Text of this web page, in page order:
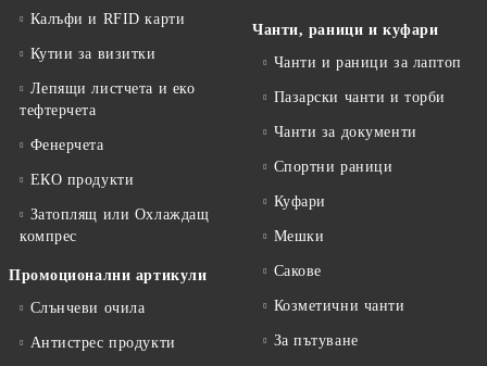
Калъфи и RFID карти
Кутии за визитки
Лепящи листчета и еко
тефтeрчета
Фенерчета
ЕКО продукти
Затоплящ или Охлаждащ
компрес
Промоционални артикули
Слънчеви очила
Антистрес продукти
Чанти, раници и куфари
Чанти и раници за лаптоп
Пазарски чанти и торби
Чанти за документи
Спортни раници
Куфари
Мешки
Сакове
Козметични чанти
За пътуване